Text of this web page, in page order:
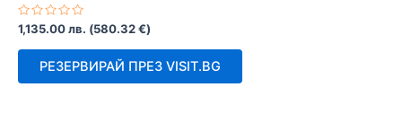
Оценено
с
0
1,135.00лв. (580.32€)
РЕЗЕРВИРАЙ ПРЕЗ VISIT.BG